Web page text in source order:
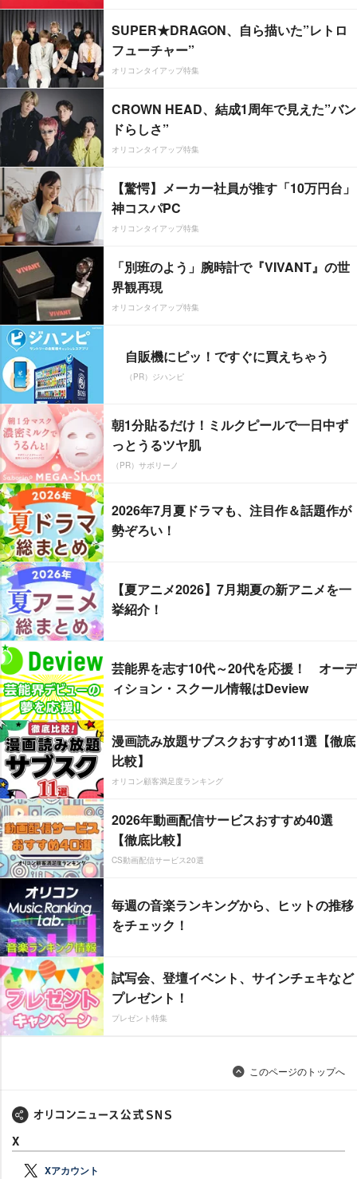
SUPER★DRAGON、自ら描いた”レトロ
フューチャー”
オリコンタイアップ特集
CROWN HEAD、結成1周年で見えた”バン
ドらしさ”
オリコンタイアップ特集
【驚愕】メーカー社員が推す「10万円台」
神コスパPC
オリコンタイアップ特集
「別班のよう」腕時計で『VIVANT』の世
界観再現
オリコンタイアップ特集
自販機にピッ！ですぐに買えちゃう
（PR）ジハンピ
朝1分貼るだけ！ミルクピールで一日中ず
っとうるツヤ肌
（PR）サボリーノ
2026年7月夏ドラマも、注目作＆話題作が
勢ぞろい！
【夏アニメ2026】7月期夏の新アニメを一
挙紹介！
芸能界を志す10代～20代を応援！ オーデ
ィション・スクール情報はDeview
漫画読み放題サブスクおすすめ11選【徹底
比較】
オリコン顧客満足度ランキング
2026年動画配信サービスおすすめ40選
【徹底比較】
CS動画配信サービス20選
毎週の音楽ランキングから、ヒットの推移
をチェック！
試写会、登壇イベント、サインチェキなど
プレゼント！
プレゼント特集
このページのトップへ
X
Xアカウント